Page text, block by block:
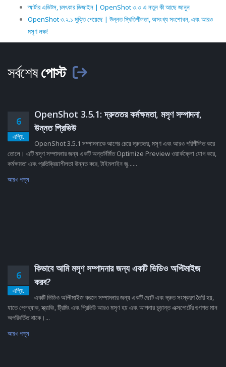
স্মার্টার এডিটস, চমৎকার ডিজাইন | OpenShot ৩.৩ এ নতুন কী আছে জানুন
OpenShot ৩.২.১ মুক্তি পেয়েছে | উন্নত স্থিতিশীলতা, অসংখ্য সংশোধন, এবং আরও
মসৃণ লঞ্চ!
সর্বশেষপোস্ট
6
এপ্রি.
OpenShot 3.5.1: দ্রুততর কর্মক্ষমতা, মসৃণ সম্পাদনা,
উন্নত প্রিভিউ
OpenShot 3.5.1 সম্পাদনাকে আগের চেয়ে দ্রুততর, মসৃণ এবং আরও পরিশীলিত করে
তোলে। এটি মসৃণ সম্পাদনার জন্য একটি অন্তর্নির্মিত Optimize Preview ওয়ার্কফ্লো যোগ করে,
কর্মক্ষমতা এবং প্রতিক্রিয়াশীলতা উন্নত করে, টাইমলাইন জু......
আরও পড়ুন
6
এপ্রি.
কিভাবে আমি মসৃণ সম্পাদনার জন্য একটি ভিডিও অপ্টিমাইজ
করব?
একটি ভিডিও অপ্টিমাইজ করলে সম্পাদনার জন্য একটি ছোট এবং দ্রুত সংস্করণ তৈরি হয়,
যাতে প্লেব্যাক, স্ক্রাবিং, ট্রিমিং এবং প্রিভিউ আরও মসৃণ হয় এবং আপনার চূড়ান্ত এক্সপোর্টের গুণগত মান
অপরিবর্তিত থাকে।...
আরও পড়ুন